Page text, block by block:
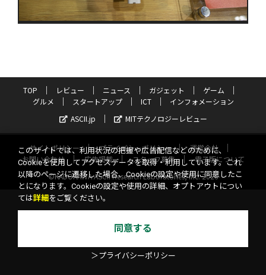
TOP レビュー ニュース ガジェット
ゲーム
グルメ
スタートアップ ICT
インフォメーション
ASCII.jp
MITテクノロジーレビュー
サイトポリシー プライバシーポリシー
運営会社
お問い合わせ
広告掲載 スタッフ募集
電子版について
©KADOKAWA ASCII Research Laboratories, Inc. 2026
このサイトでは、利用状況の把握や広告配信などのために、
Cookieを使用してアクセスデータを取得・利用しています。これ
以降のページに遷移した場合、Cookieの設定や使用に同意したこ
とになります。Cookieの設定や使用の詳細、オプトアウトについ
ては詳細 をご覧ください。
同意する
＞プライバシーポリシー